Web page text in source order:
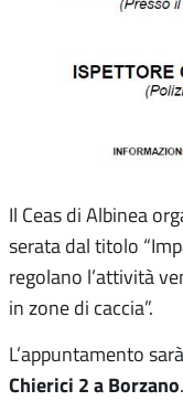
Il Ceas di Albinea
serata dal titolo
regolano l’attività
in zone di caccia”.
L’appuntamento sarà
Chierici 2 a Borzano